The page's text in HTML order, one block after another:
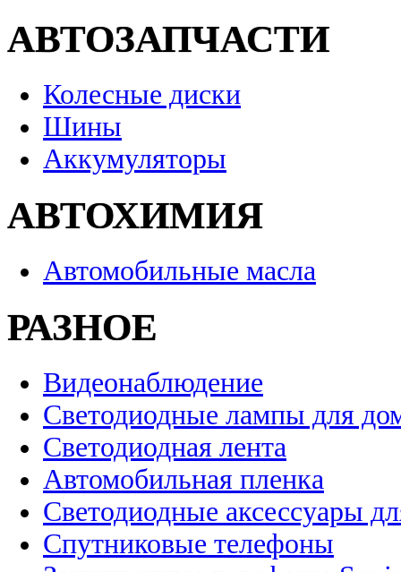
АВТОЗАПЧАСТИ
Колесные диски
Шины
Аккумуляторы
АВТОХИМИЯ
Автомобильные масла
РАЗНОЕ
Видеонаблюдение
Светодиодные лампы для
Светодиодная лента
Автомобильная пленка
Светодиодные аксессуары
Спутниковые телефоны